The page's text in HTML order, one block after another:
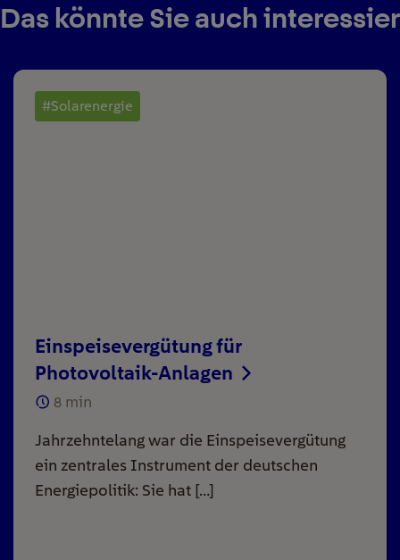
Das könnte Sie auch
#Solarenergie
Einspeisevergütung für
Photovoltaik-Anlagen
8 min
Jahrzehntelang war die Einspeisevergütung
ein zentrales Instrument der deutschen
Energiepolitik: Sie hat […]